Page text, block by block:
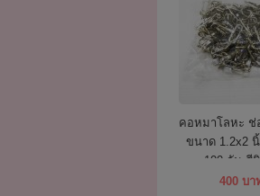
คอหมาโลหะ ช่
ขนาด 1.2x2
100 อัน สีนิ
400 บา